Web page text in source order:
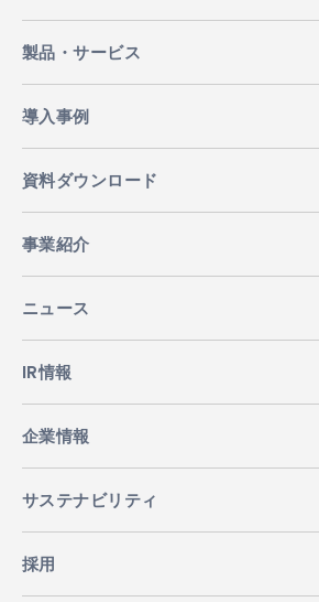
製品・サービス
導入事例
資料ダウンロード
事業紹介
ニュース
IR情報
企業情報
サステナビリティ
採用